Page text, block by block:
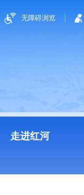
无障碍浏览
走进红河